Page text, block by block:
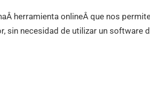
herramienta onlineÂ que nos
sin necesidad de utilizar un software